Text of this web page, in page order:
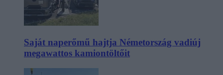
Saját naperőmű hajtja Németország vadiúj
megawattos kamiontöltőit